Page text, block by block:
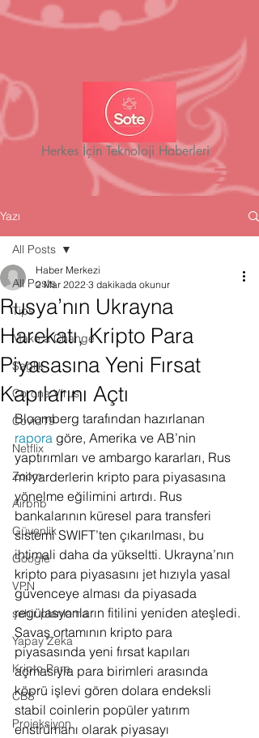
Herkes İçin Teknoloji Haberleri
Yazı
All Posts
Tips
Make a Change
Sağlık
Corona Virus
Covid19
Netflix
Zoom
Airbnb
Güvenlik
Google
VPN
şehir planlama
Yapay Zeka
Kripto Para
CBS
Projeksiyon
All Posts
Rusya’nın Ukrayna
Harekatı, Kripto Para
Piyasasına Yeni Fırsat
Kapılarını Açtı
Haber Merkezi
2 Mar 2022 3 dakikada okunur
Bloomberg tarafından hazırlanan
rapora göre, Amerika ve AB’nin
yaptırımları ve ambargo kararları, Rus
milyarderlerin kripto para piyasasına
yönelme eğilimini artırdı. Rus
bankalarının küresel para transferi
sistemi SWIFT’ten çıkarılması, bu
ihtimali daha da yükseltti. Ukrayna’nın
kripto para piyasasını jet hızıyla yasal
güvenceye alması da piyasada
regülasyonların fitilini yeniden ateşledi.
Savaş ortamının kripto para
piyasasında yeni fırsat kapıları
açmasıyla para birimleri arasında
köprü işlevi gören dolara endeksli
stabil coinlerin popüler yatırım
enstrümanı olarak piyasayı